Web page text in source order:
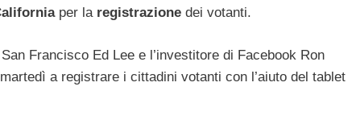
per la registrazione dei votanti.
Francisco Ed Lee e l’investitore di Facebook Ron
a registrare i cittadini votanti con l’aiuto del tablet